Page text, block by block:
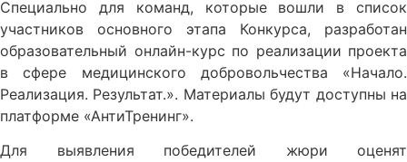
Специально для команд, которые вошли в список
участников основного этапа Конкурса, разработан
образовательный онлайн-курс по реализации проекта
в сфере медицинского добровольчества «Начало.
Реализация. Результат.». Материалы будут доступны на
платформе «АнтиТренинг».
Для выявления победителей жюри оценят